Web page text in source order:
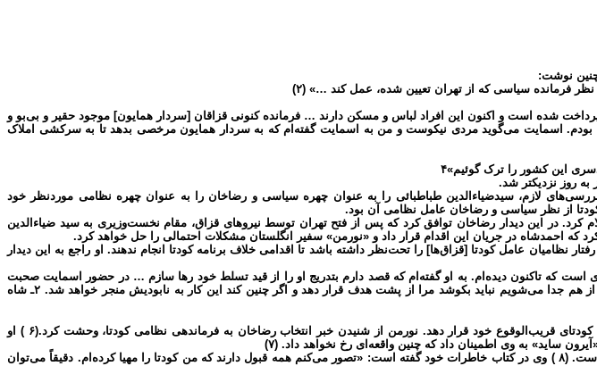
فرمانده سیاسی که از تهران تعیین شده، عمل کند …» (۲)
شده است و اکنون این افراد لباس و مسکن دارند … فرمانده کنونی قزاقان [سردار همایون] موجود حقیر و بی‌بو و
اسمایت می‌گوید مردی نیکوست و من به اسمایت گفته‌ام که به سردار همایون مرخصی بدهد تا به سرکشی املاک
این کشور را ترک گوئیم»۴
به روز نزدیکتر شد.
لازم، سیدضیاءالدین طباطبائی را به عنوان چهره سیاسی و رضاخان را به عنوان چهره نظامی موردنظر خود
اعلام کرد. در این دیدار رضاخان توافق کرد که پس از فتح تهران توسط نیروهای قزاق، مقام نخست‌وزیری به سید ضیاء‌الدین
که احمدشاه در جریان این اقدام قرار داد و «نورمن» سفیر انگلستان مشکلات احتمالی را حل خواهد کرد.
که شدیداً رفتار نظامیان عامل کودتا [قزاق‌ها] را تحت‌نظر داشته باشد تا اقدامی خلاف برنامه کودتا انجام ندهند. او راجع به این دیدار
که تاکنون دیده‌ام. به او گفته‌ام که قصد دارم بتدریج او را از قید تسلط خود رها سازم … در حضور اسمایت صحبت
مفصلی با رضا داشتم و هنگامیکه موافقت کردم او را به حال خود رها سازم دو نکته را برایش روشن ساختم: ۱ـ هنگامی‌ که از هم جدا می‌شویم نباید بکوشد مرا از پشت هدف قرار دهد و اگر چنین کند این کار به نابودیش منجر خواهد شد. ۲ـ شاه
آیرونساید یک هفته قبل از وقوع کودتا یعنی روز ۲۷ بهمن ۱۲۹۹ به تهران آمد تا «نورمن» وزیر مختار انگلستان را در جریان کودتای قریب‌الوقوع خود قرار دهد. نورمن از شنیدن خبر انتخاب رضاخان به فرماندهی نظامی کودتا، وحشت کرد.(۶ ) او
ساید» به وی اطمینان داد که چنین واقعه‌ای رخ نخواهد داد. (۷)
«آیرونساید» در یادداشتهای مربوط به ۲۹ بهمن ـ ۴ روز قبل از کودتا ـ تصریح کرد « برای ما کودتا از هر چیز دیگر مناسب‌تر است. (۸ ) وی در کتاب خاطرات خود گفته است: «تصور می‌کنم همه قبول دارند که من کودتا را مهیا کرده‌ام. دقیقاً می‌توان